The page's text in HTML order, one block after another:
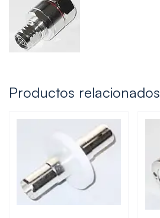
Productos relacionados